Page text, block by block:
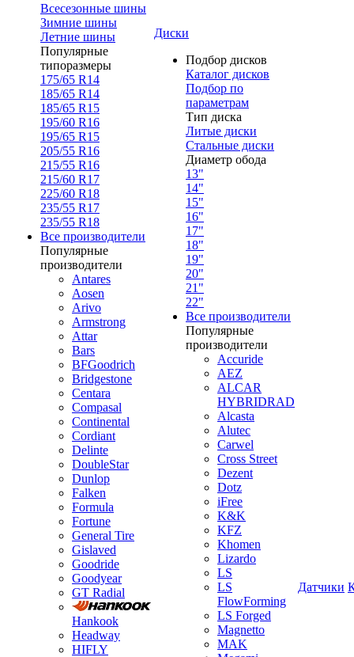
Всесезонные шины
Зимние шины
Летние шины
Популярные
типоразмеры
175/65 R14
185/65 R14
185/65 R15
195/60 R16
195/65 R15
205/55 R16
215/55 R16
215/60 R17
225/60 R18
235/55 R17
235/55 R18
Все производители
Популярные
производители
Antares
Aosen
Arivo
Armstrong
Attar
Bars
BFGoodrich
Bridgestone
Centara
Compasal
Continental
Cordiant
Delinte
DoubleStar
Dunlop
Falken
Formula
Fortune
General Tire
Gislaved
Goodride
Goodyear
GT Radial
Hankook
Headway
HIFLY
Диски
Подбор дисков
Каталог дисков
Подбор по
параметрам
Тип диска
Литые диски
Стальные диски
Диаметр обода
13"
14"
15"
16"
17"
18"
19"
20"
21"
22"
Все производители
Популярные
производители
Accuride
AEZ
ALCAR
HYBRIDRAD
Alcasta
Alutec
Carwel
Cross Street
Dezent
Dotz
iFree
K&K
KFZ
Khomen
Lizardo
LS
LS
FlowForming
LS Forged
Magnetto
MAK
Датчики